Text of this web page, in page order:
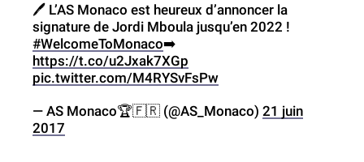
🖊 L’AS Monaco est heureux d’annoncer la
signature de Jordi Mboula jusqu’en 2022 !
#WelcomeToMonaco➡️
https://t.co/u2Jxak7XGp
pic.twitter.com/M4RYSvFsPw
— AS Monaco🏆🇫🇷 (@AS_Monaco) 21 juin
2017